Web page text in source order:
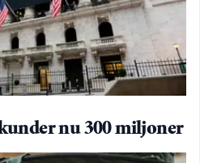
nu 300 miljoner